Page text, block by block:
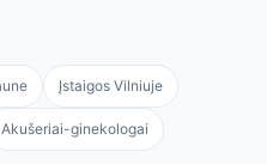
Įstaigos Vilniuje
Akušeriai-ginekologai